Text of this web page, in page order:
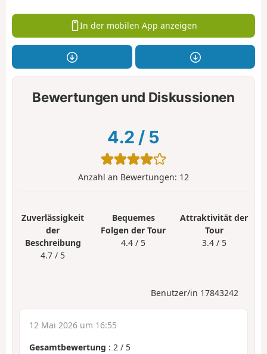
In der mobilen App anzeigen
Bewertungen und Diskussionen
4.2 / 5
Anzahl an Bewertungen: 12
Zuverlässigkeit
der
Beschreibung
4.7 / 5
Bequemes
Folgen der Tour
4.4 / 5
Attraktivität der
Tour
3.4 / 5
Benutzer/in 17843242
12 Mai 2026 um 16:55
Gesamtbewertung : 2 / 5